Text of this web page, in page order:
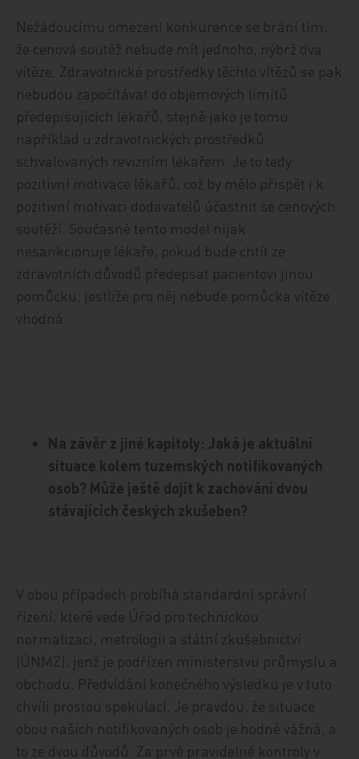
Nežádoucímu omezení konkurence se brání tím,
že cenová soutěž nebude mít jednoho, nýbrž dva
vítěze. Zdravotnické prostředky těchto vítězů se pak
nebudou započítávat do objemových limitů
předepisujících lékařů, stejně jako je tomu
například u zdravotnických prostředků
schvalovaných revizním lékařem. Je to tedy
pozitivní motivace lékařů, což by mělo přispět i k
pozitivní motivaci dodavatelů účastnit se cenových
soutěží. Současně tento model nijak
nesankcionuje lékaře, pokud bude chtít ze
zdravotních důvodů předepsat pacientovi jinou
pomůcku, jestliže pro něj nebude pomůcka vítěze
vhodná.
Na závěr z jiné kapitoly: Jaká je aktuální
situace kolem tuzemských notifikovaných
osob? Může ještě dojít k zachování dvou
stávajících českých zkušeben?
V obou případech probíhá standardní správní
řízení, které vede Úřad pro technickou
normalizaci, metrologii a státní zkušebnictví
(ÚNMZ), jenž je podřízen ministerstvu průmyslu a
obchodu. Předvídání konečného výsledku je v tuto
chvíli prostou spekulací. Je pravdou, že situace
obou našich notifikovaných osob je hodně vážná, a
to ze dvou důvodů. Za prvé pravidelné kontroly v